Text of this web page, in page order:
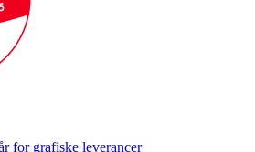
for grafiske leverancer